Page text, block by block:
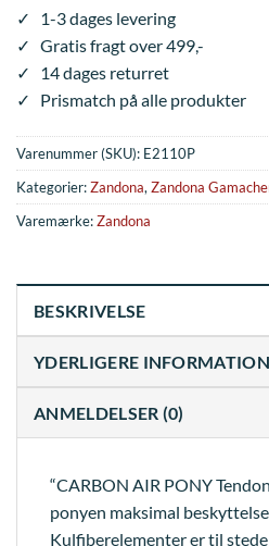
✓ 1-3 dages levering
✓ Gratis fragt over 499,-
✓ 14 dages returret
✓ Prismatch på alle produkter
Varenummer (SKU): E2110P
Kategorier:Zandona, Zandona
Varemærke:Zandona
BESKRIVELSE
YDERLIGERE INFORMATION
ANMELDELSER (0)
“CARBON AIR PONY
ponyen maksimal
Kulfiberelementer er til